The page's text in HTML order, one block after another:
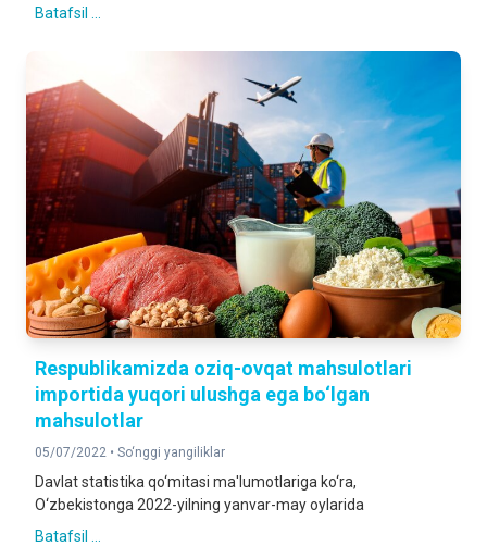
Batafsil ...
Respublikamizda oziq-ovqat mahsulotlari
importida yuqori ulushga ega bo‘lgan
mahsulotlar
05/07/2022 • So‘nggi yangiliklar
Davlat statistika qo‘mitasi ma'lumotlariga ko‘ra,
O‘zbekistonga 2022-yilning yanvar-may oylarida
Batafsil ...